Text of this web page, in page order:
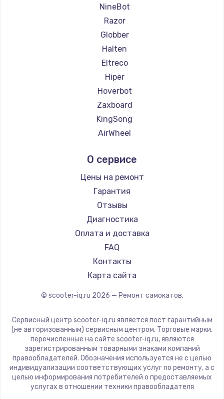
NineBot
Razor
Globber
Halten
Eltreco
Hiper
Hoverbot
Zaxboard
KingSong
AirWheel
Hunter
Shorner
Joyor
Minimotors
Bork
Segway
KIRIN
О сервисе
Цены на ремонт
Гарантия
Отзывы
Диагностика
Оплата и доставка
FAQ
Контакты
Карта сайта
© scooter-iq.ru 2026 — Ремонт самокатов.
Сервисный центр scooter-iq.ru является пост гарантийным
(не авторизованным) сервисным центром. Торговые марки,
перечисленные на сайте scooter-iq.ru, являются
зарегистрированным товарными знаками компаний
правообладателей. Обозначения используется не с целью
индивидуализации соответствующих услуг по ремонту, а с
целью информирования потребителей о предоставляемых
услугах в отношении техники правообладателя